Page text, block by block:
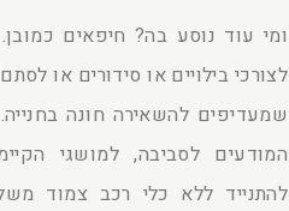
ומי עוד נוסע בה? חיפאים
לצורכי בילויים או סידורים או
שמעדיפים להשאירה חונה בחנייה.
המודעים לסביבה, למושגי
להתנייד ללא כלי רכב צמוד